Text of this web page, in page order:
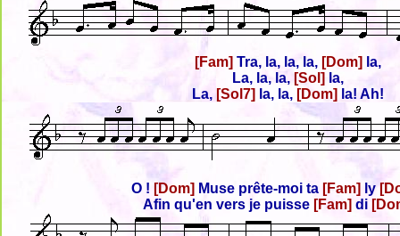
[Fam]Tra, la, la, la, [Dom] la,
La, la, la, [Sol] la,
La, [Sol7] la, la, [Dom] la! Ah!
O ! [Dom] Muse prête-moi ta [Fam] ly
Afin qu'en vers je puisse [Fam] di